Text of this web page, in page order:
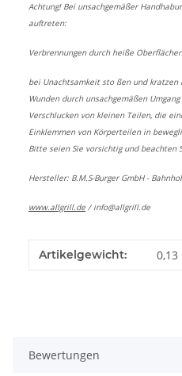
Achtung! Bei unsachgemäßer
auftreten:
Verbrennungen durch heiße
bei Unachtsamkeit sto ßen und kratzen
Wunden durch unsachgemäßen
Verschlucken von kleinen Teilen, die
Einklemmen von Körperteilen in
Bitte seien Sie vorsichtig und beachten
Hersteller: B.M.S-Burger GmbH -
www.allgrill.de / info@allgrill.de
Artikelgewicht: 0,13
Bewertungen